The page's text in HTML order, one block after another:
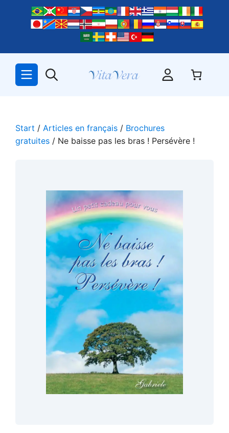
springen
Start / Articles en français / Brochures
gratuites / Ne baisse pas les bras ! Persévère !